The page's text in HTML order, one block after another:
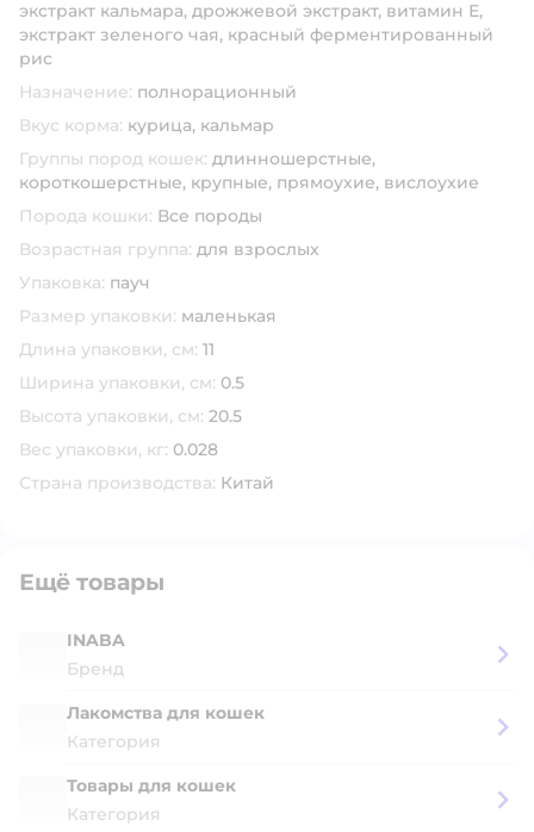
экстракт кальмара, дрожжевой экстракт, витамин Е,
экстракт зеленого чая, красный ферментированный
рис
Назначение: полнорационный
Вкус корма: курица, кальмар
Группы пород кошек: длинношерстные,
короткошерстные, крупные, прямоухие, вислоухие
Порода кошки: Все породы
Возрастная группа: для взрослых
Упаковка: пауч
Размер упаковки: маленькая
Длина упаковки, см: 11
Ширина упаковки, см: 0.5
Высота упаковки, см: 20.5
Вес упаковки, кг: 0.028
Страна производства: Китай
Ещё товары
INABA
Бренд
Лакомства для кошек
Категория
Товары для кошек
Категория